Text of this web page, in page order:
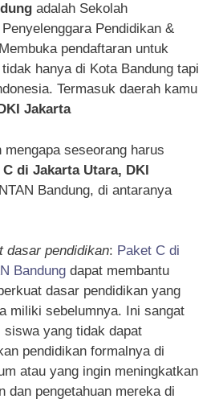
adalah Sekolah
Pendidikan &
pendaftaran untuk
hanya di Kota Bandung tapi
Termasuk daerah kamu
Jakarta
seseorang harus
C di Jakarta Utara, DKI
Bandung, di antaranya
dasar pendidikan: Paket C di
Bandung dapat membantu
dasar pendidikan yang
miliki sebelumnya. Ini sangat
siswa yang tidak dapat
pendidikan formalnya di
atau yang ingin meningkatkan
dan pengetahuan mereka di